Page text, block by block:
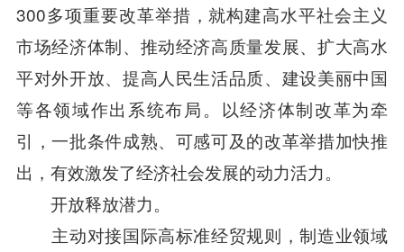
300多项重要改革举措，就构建高水平社会主义
市场经济体制、推动经济高质量发展、扩大高水
平对外开放、提高人民生活品质、建设美丽中国
等各领域作出系统布局。以经济体制改革为牵
引，一批条件成熟、可感可及的改革举措加快推
出，有效激发了经济社会发展的动力活力。
开放释放潜力。
主动对接国际高标准经贸规则，制造业领域